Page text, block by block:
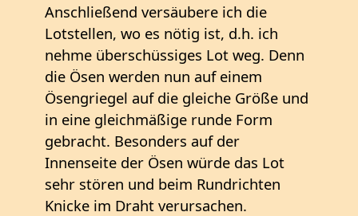
Anschließend versäubere ich die
Lotstellen, wo es nötig ist, d.h. ich
nehme überschüssiges Lot weg. Denn
die Ösen werden nun auf einem
Ösengriegel auf die gleiche Größe und
in eine gleichmäßige runde Form
gebracht. Besonders auf der
Innenseite der Ösen würde das Lot
sehr stören und beim Rundrichten
Knicke im Draht verursachen.